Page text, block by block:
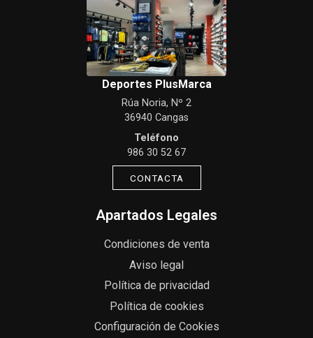
Deportes PlusMarca
Rúa Noria, Nº 2
36940 Cangas
Teléfono
986 30 52 67
CONTACTA
Apartados Legales
Condiciones de venta
Aviso legal
Política de privacidad
Política de cookies
Configuración de Cookies